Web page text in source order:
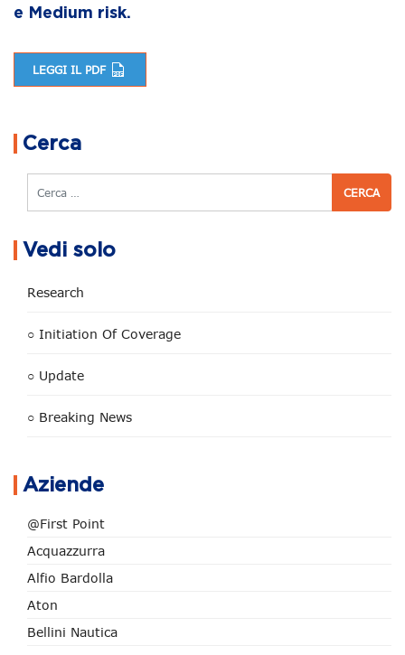
e Medium risk.
LEGGI IL PDF
Cerca
Cerca
Vedi solo
Research
○ Initiation Of Coverage
○ Update
○ Breaking News
Aziende
@First Point
Acquazzurra
Alfio Bardolla
Aton
Bellini Nautica